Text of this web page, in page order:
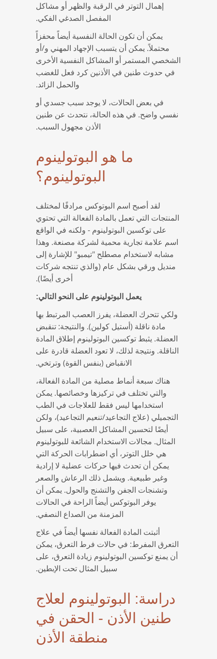
إهمال التوتر في الرقبة والظهر أو مشاكل
المفصل الصدغي الفكي.
يمكن أن تكون الحالة النفسية أيضاً محفزاً
محتملاً. يمكن أن يتسبب الإجهاد المهني و/أو
الشخصي المستمر أو المشاكل النفسية الأخرى
في حدوث طنين في الأذنين كرد فعل للغضب
والحمل الزائد.
في بعض الحالات، لا يوجد سبب جسدي أو
نفسي واضح. في هذه الحالة، نتحدث عن طنين
الأذن مجهول السبب.
ما هو البوتولينوم
البوتولينوم؟
لقد أصبح اسم البوتوكس مرادفًا لمختلف
المنتجات التي تعمل بالمادة الفعالة التي تحتوي
على توكسين البوتولينوم - ولكنه في الواقع
اسم علامة تجارية محمية لشركة مصنعة. وهذا
مشابه لاستخدام مصطلح "تيمبو" للإشارة إلى
منديل ورقي بشكل عام (والذي تنتجه شركات
أخرى أيضًا).
يعمل البوتولينوم على النحو التالي:
ولكي تتحرك العضلة، يفرز العصب المرتبط بها
مادة ناقلة (أستيل كولين). والنتيجة: تنقبض
العضلة. يثبط توكسين البوتولينوم إطلاق المادة
الناقلة. ونتيجة لذلك، لا تعود العضلة قادرة على
الانقباض (بنفس القوة) وترتخي.
هناك سبعة أنماط مصلية من المادة الفعالة،
والتي تختلف في تركيزها وخصائصها. يمكن
استخدامها ليس فقط للعلاجات في الطب
التجميلي (علاج التجاعيد/تنعيم التجاعيد)، ولكن
أيضًا لتحسين المشاكل العصبية، على سبيل
المثال. مجالات الاستخدام الشائعة للبوتولينوم
هي خلل التوتر، أي اضطرابات الحركة التي
يمكن أن تحدث فيها حركات عضلية لا إرادية
وغير طبيعية. ويشمل ذلك الرعاش والصعر
وتشنجات الجفن والتشنج والحول. يمكن أن
يوفر البوتوكس أيضاً الراحة في الحالات
المزمنة من الصداع النصفي.
أثبتت المادة الفعالة نفسها أيضاً في علاج
التعرق المفرط: في حالات فرط التعرق، يمكن
أن يمنع توكسين البوتولينوم زيادة التعرق، على
سبيل المثال تحت الإبطين.
دراسة: البوتولينوم لعلاج
طنين الأذن - الحقن في
منطقة الأذن